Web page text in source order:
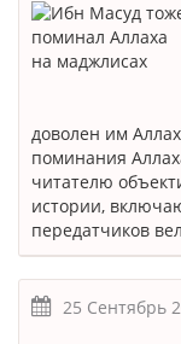
доволен им
поминания
читателю
истории,
передатчиков
25 Сентябрь